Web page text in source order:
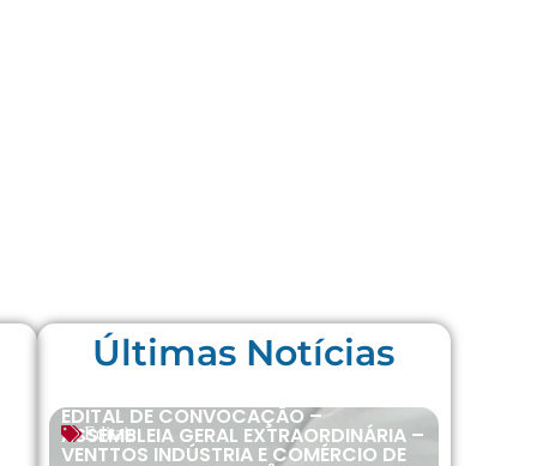
Últimas Notícias
Editais
EDITAL DE CONVOCAÇÃO –
ASSEMBLEIA GERAL EXTRAORDINÁRIA –
VENTTOS INDÚSTRIA E COMÉRCIO DE